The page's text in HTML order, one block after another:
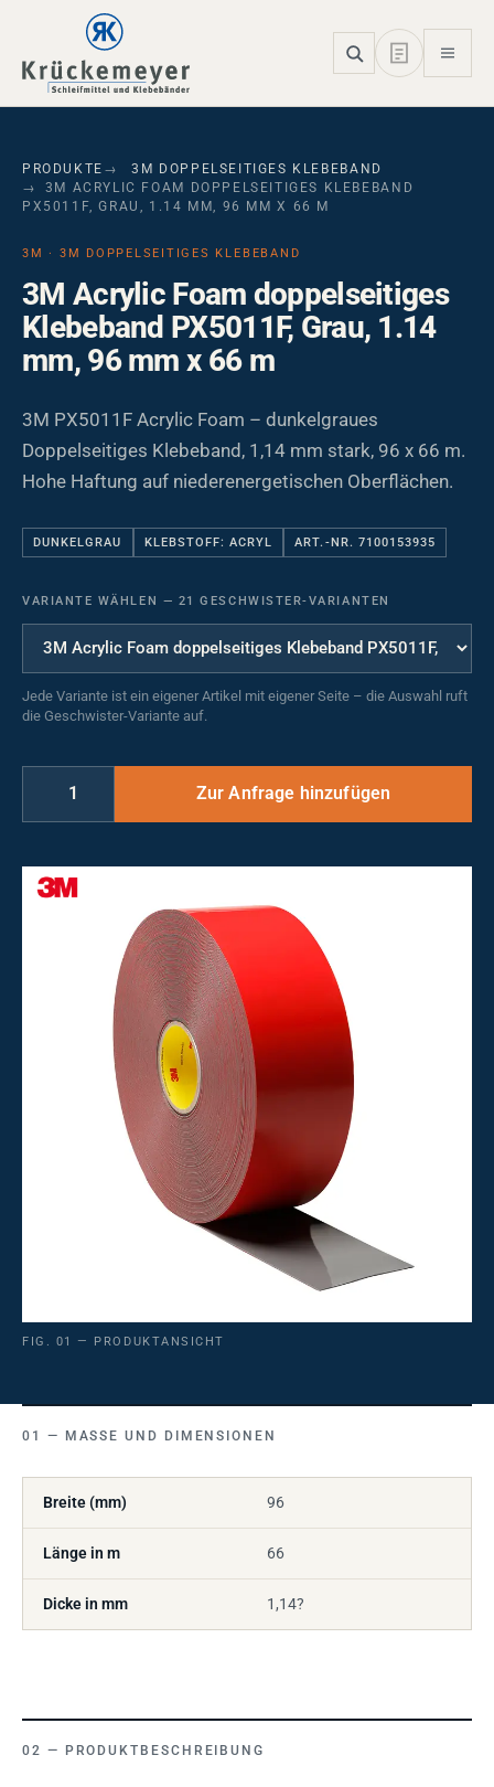
Skip to main navigation
Skip to main content
Skip to page footer
PRODUKTE
3M DOPPELSEITIGES KLEBEBAND
3M ACRYLIC FOAM DOPPELSEITIGES KLEBEBAND
PX5011F, GRAU, 1.14 MM, 96 MM X 66 M
3M · 3M DOPPELSEITIGES KLEBEBAND
3M Acrylic Foam doppelseitiges
Klebeband PX5011F, Grau, 1.14
mm, 96 mm x 66 m
3M PX5011F Acrylic Foam – dunkelgraues
Doppelseitiges Klebeband, 1,14 mm stark, 96 x 66 m.
Hohe Haftung auf niederenergetischen Oberflächen.
DUNKELGRAU KLEBSTOFF: ACRYL ART.-NR. 7100153935
VARIANTE WÄHLEN — 21 GESCHWISTER-VARIANTEN
Jede Variante ist ein eigener Artikel mit eigener Seite – die Auswahl ruft
die Geschwister-Variante auf.
FIG. 01 — PRODUKTANSICHT
MASSE UND DIMENSIONEN
Breite (mm) 96
Länge in m 66
Dicke in mm 1,14?
PRODUKTBESCHREIBUNG